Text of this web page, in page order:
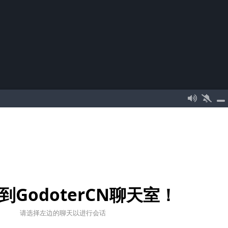
GodoterCN聊天室！
请选择左边的聊天以进行会话